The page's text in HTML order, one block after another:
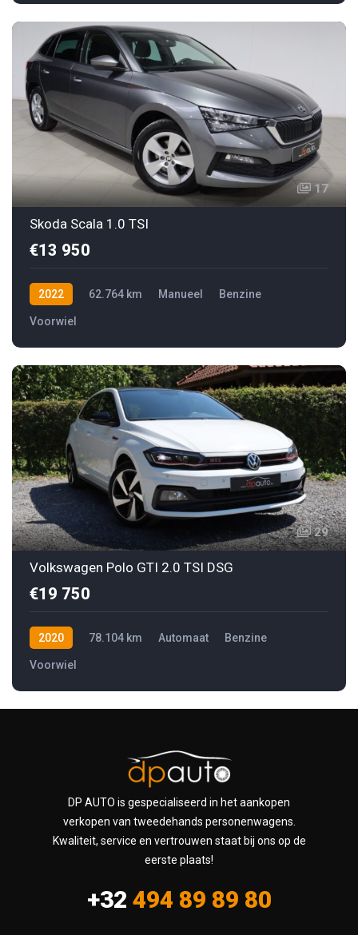
17
Skoda Scala 1.0 TSI
€13 950
2022 62.764 km Manueel Benzine
Voorwiel
29
Volkswagen Polo GTI 2.0 TSI DSG
€19 750
2020 78.104 km Automaat Benzine
Voorwiel
DP AUTO is gespecialiseerd in het aankopen
verkopen van tweedehands personenwagens.
Kwaliteit, service en vertrouwen staat bij ons op de
eerste plaats!
+32 494 89 89 80